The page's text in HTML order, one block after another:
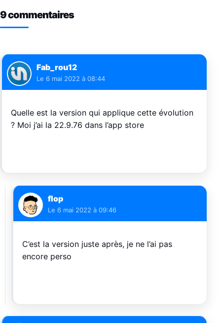
9 commentaires
Fab_rou12
Le 6 mai 2022 à 08:44
Quelle est la version qui applique cette évolution
? Moi j’ai la 22.9.76 dans l’app store
flop
Le 6 mai 2022 à 09:46
C’est la version juste après, je ne l’ai pas
encore perso